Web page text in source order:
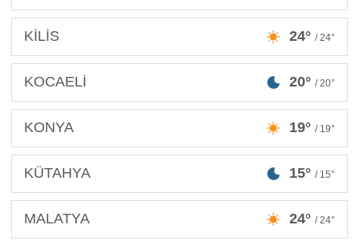
KİLİS 24° / 24°
KOCAELİ 20° / 20°
KONYA 19° / 19°
KÜTAHYA 15° / 15°
MALATYA 24° / 24°